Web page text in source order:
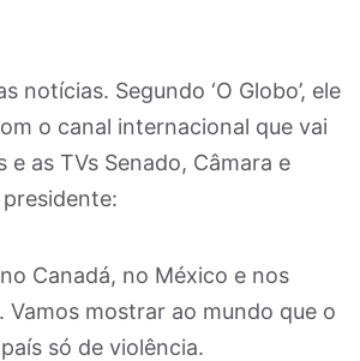
notícias. Segundo ‘O Globo’, ele
o canal internacional que vai
e as TVs Senado, Câmara e
Canadá, no México e nos
Vamos mostrar ao mundo que o
só de violência.